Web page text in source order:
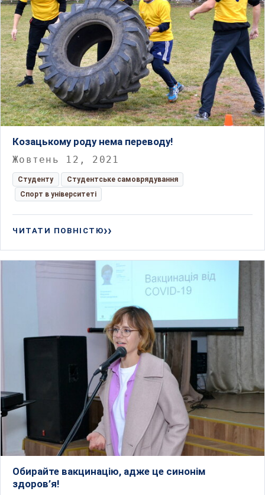
Козацькому роду нема переводу!
Жовтень 12, 2021
Студенту
Студентське самоврядування
Спорт в університеті
ЧИТАТИ ПОВНІСТЮ
Обирайте вакцинацію, адже це синонім
здоров’я!